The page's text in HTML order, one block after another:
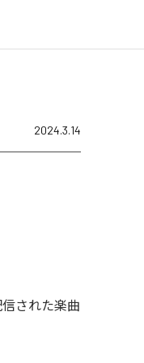
2024.3.14
信された楽曲